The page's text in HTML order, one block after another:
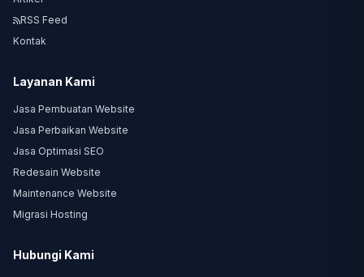
RSS Feed
Kontak
Layanan Kami
Jasa Pembuatan Website
Jasa Perbaikan Website
Jasa Optimasi SEO
Redesain Website
Maintenance Website
Migrasi Hosting
Hubungi Kami